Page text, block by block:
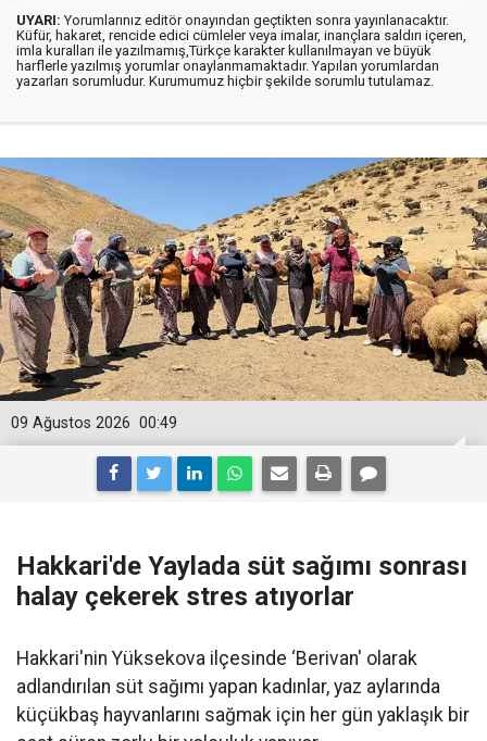
UYARI: Yorumlarınız editör onayından geçtikten sonra yayınlanacaktır.
Küfür, hakaret, rencide edici cümleler veya imalar, inançlara saldırı içeren,
imla kuralları ile yazılmamış,Türkçe karakter kullanılmayan ve büyük
harflerle yazılmış yorumlar onaylanmamaktadır. Yapılan yorumlardan
yazarları sorumludur. Kurumumuz hiçbir şekilde sorumlu tutulamaz.
00:49
09 Ağustos 2026
Hakkari'de Yaylada süt sağımı sonrası
halay çekerek stres atıyorlar
Hakkari'nin Yüksekova ilçesinde ‘Berivan' olarak
adlandırılan süt sağımı yapan kadınlar, yaz aylarında
küçükbaş hayvanlarını sağmak için her gün yaklaşık bir